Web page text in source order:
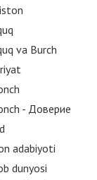
va Burch
- Доверие
adabiyoti
dunyosi